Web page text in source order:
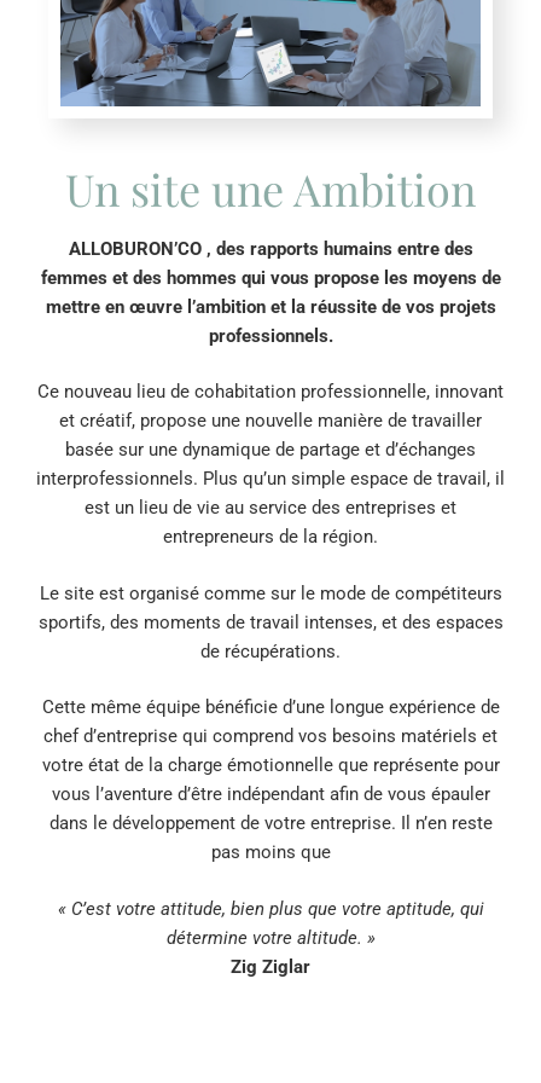
Un site une Ambition
ALLOBURON’CO , des rapports humains entre des
femmes et des hommes qui vous propose les moyens de
mettre en œuvre l’ambition et la réussite de vos projets
professionnels.
Ce nouveau lieu de cohabitation professionnelle, innovant
et créatif, propose une nouvelle manière de travailler
basée sur une dynamique de partage et d’échanges
interprofessionnels. Plus qu’un simple espace de travail, il
est un lieu de vie au service des entreprises et
entrepreneurs de la région.
Le site est organisé comme sur le mode de compétiteurs
sportifs, des moments de travail intenses, et des espaces
de récupérations.
Cette même équipe bénéficie d’une longue expérience de
chef d’entreprise qui comprend vos besoins matériels et
votre état de la charge émotionnelle que représente pour
vous l’aventure d’être indépendant afin de vous épauler
dans le développement de votre entreprise. Il n’en reste
pas moins que
« C’est votre attitude, bien plus que votre aptitude, qui
détermine votre altitude. »
Zig Ziglar